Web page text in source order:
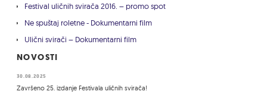
Festival uličnih svirača 2016. – promo spot
Ne spuštaj roletne - Dokumentarni film
Ulični svirači – Dokumentarni film
NOVOSTI
30.08.2025
Završeno 25. izdanje Festivala uličnih svirača!